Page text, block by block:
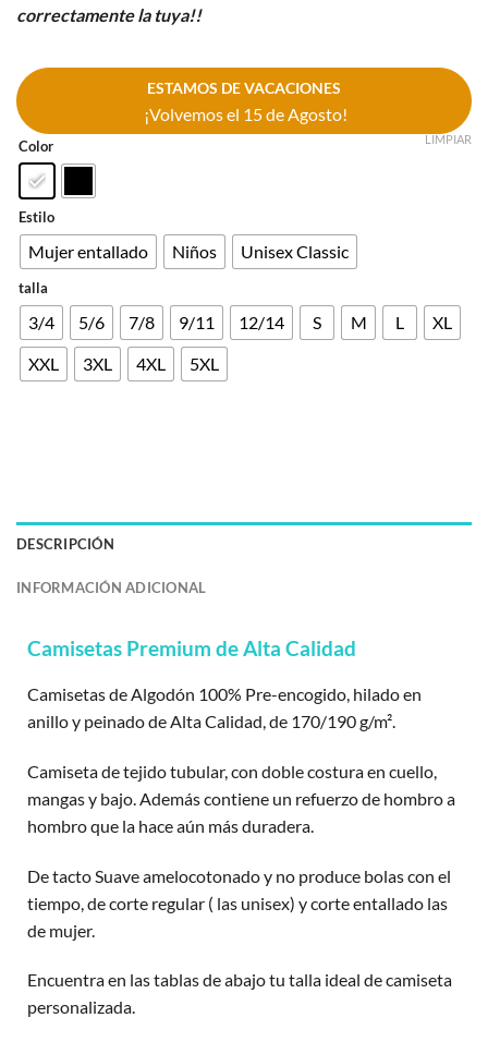
correctamente la tuya!!
ESTAMOS DE VACACIONES
¡Volvemos el 15 de Agosto!
Color
Estilo
Mujer entallado Niños Unisex Classic
talla
3/4 5/6 7/8 9/11 12/14 S M L
XL
XXL
3XL 4XL 5XL
LIMPIAR
DESCRIPCIÓN
INFORMACIÓN ADICIONAL
Camisetas Premium de Alta Calidad
Camisetas de Algodón 100% Pre-encogido, hilado en
anillo y peinado de Alta Calidad, de 170/190 g/m².
Camiseta de tejido tubular, con doble costura en cuello,
mangas y bajo. Además contiene un refuerzo de hombro a
hombro que la hace aún más duradera.
De tacto Suave amelocotonado y no produce bolas con el
tiempo, de corte regular ( las unisex) y corte entallado las
de mujer.
Encuentra en las tablas de abajo tu talla ideal de camiseta
personalizada.